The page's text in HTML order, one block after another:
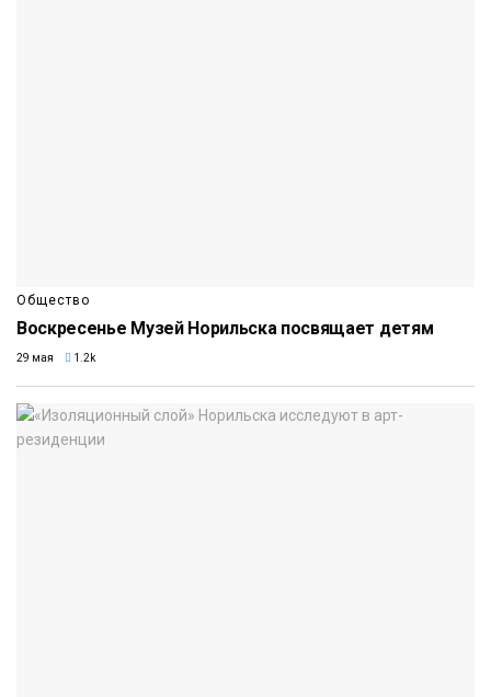
Общество
Воскресенье Музей Норильска посвящает детям
29 мая 1.2k